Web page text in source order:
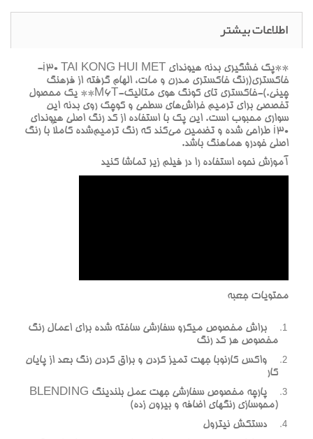
اطلاعات بیشتر
**پک خشگيري بدنه هيونداي i30 TAI KONG HUI MET-
خاکستري(رنگ خاکستري مدرن و مات، الهام گرفته از فرهنگ
چيني.)-خاکستري تاي کونگ هوي متاليک-M6T** يک محصول
تخصصي براي ترميم خراش‌هاي سطحي و کوچک روي بدنه اين
سواري محبوب است. اين پک با استفاده از کد رنگ اصلي هيونداي
i30 طراحي شده و تضمين مي‌کند که رنگ ترميم‌شده کاملاً با رنگ
اصلي خودرو هماهنگ باشد.
آموزش نحوه استفاده را در فيلم زير تماشا کنيد
محتويات جعبه
براش مخصوص ميکرو سفارشي ساخته شده براي اعمال رنگ
مخصوص هر کد رنگ
واکس کارنوبا جهت تميز کردن و براق کردن رنگ بعد از پايان
کار
پارچه مخصوص سفارشي جهت عمل بلندينگ BLENDING
(محوسازي رنگهاي اضافه و بيرون زده)
دستکش نيترول